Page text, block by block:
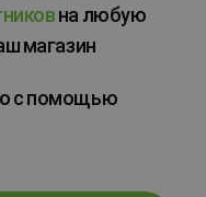
на любую
магазин
с помощью